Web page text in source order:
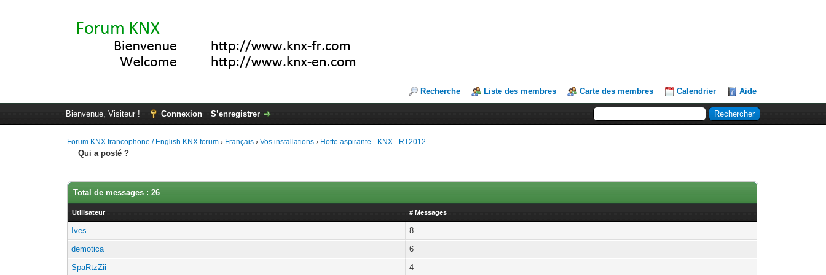
Recherche Liste des membres Carte des membres Calendrier Aide
Bienvenue, Visiteur ! Connexion S’enregistrer
Forum KNX francophone / English KNX forum › Français ›Vos installations › Hotte aspirante - KNX - RT2012
Qui a posté ?
Total de messages : 26
Utilisateur # Messages
Ives
8
demotica
6
SpaRtzZii
4